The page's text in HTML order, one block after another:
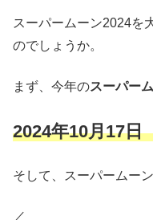
スーパームーン2024を
のでしょうか。
まず、今年のスーパー
2024年10月17日
そして、スーパームー
／